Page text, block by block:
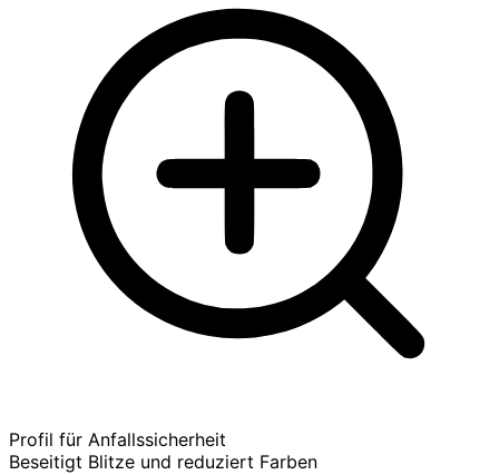
Profil für Anfallssicherheit
Beseitigt Blitze und reduziert Farben